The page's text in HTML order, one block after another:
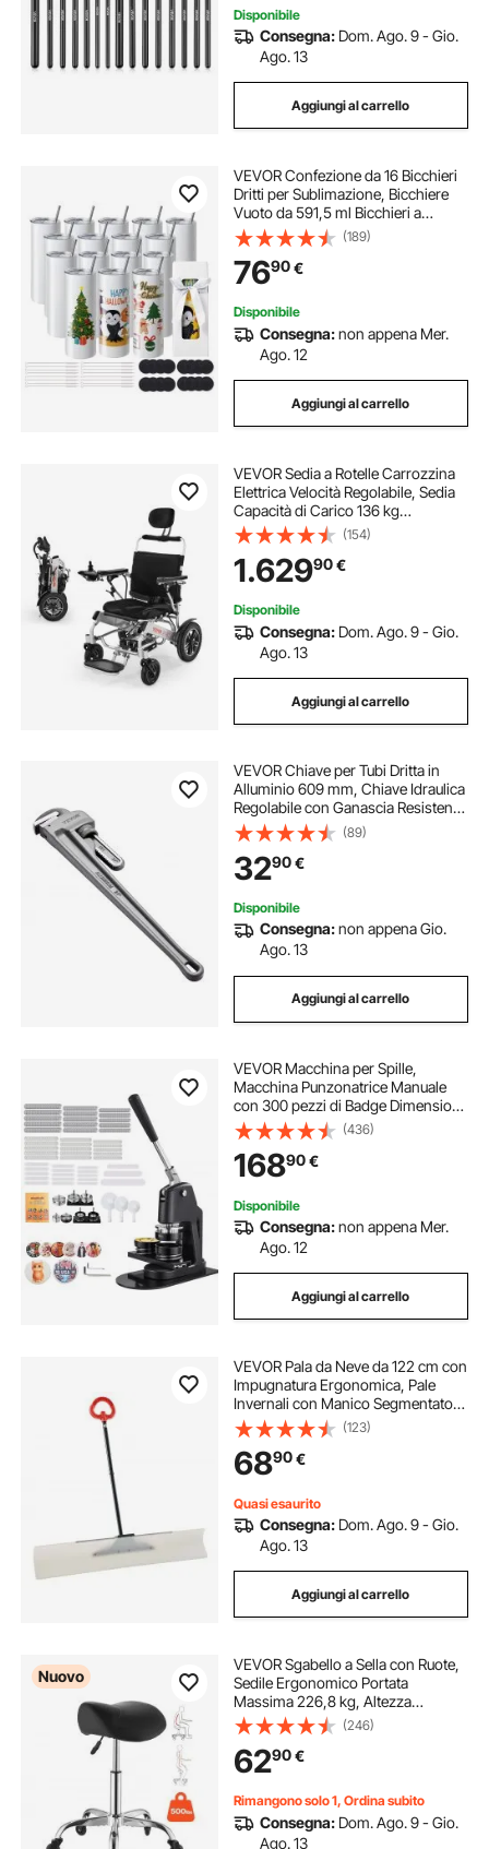
Disponibile
Consegna: Dom. Ago. 9 - Gio.
Ago. 13
Aggiungi al carrello
VEVOR Confezione da 16 Bicchieri
Dritti per Sublimazione, Bicchiere
Vuoto da 591,5 ml Bicchieri a
Doppia Parete in Acciaio
Inossidabile con Cannuccia, per
Pressa a Caldo e Trasferimento di
Calore
(189)
7690€
Disponibile
Consegna:non appena Mer.
Ago. 12
Aggiungi al carrello
VEVOR Sedia a Rotelle Carrozzina
Elettrica Velocità Regolabile, Sedia
Capacità di Carico 136 kg
Pieghevole Leggera Motorizzata
Distanza Autonomia circa 21 km,
Adatta a Tutti i Terreni
(154)
1.62990€
Disponibile
Consegna: Dom. Ago. 9 - Gio.
Ago. 13
Aggiungi al carrello
VEVOR Chiave per Tubi Dritta in
Alluminio 609 mm, Chiave Idraulica
Regolabile con Ganascia Resistenza
Impugnatura Ergonomica,
Trasportabile, Design Appeso,
Chiave per Tubi per Riparazioni
Auto Tubi
(89)
3290€
Disponibile
Consegna:non appena Gio.
Ago. 13
Aggiungi al carrello
VEVOR Macchina per Spille,
Macchina Punzonatrice Manuale
con 300 pezzi di Badge Dimensioni
32/58/75mm, Impugnatura
Ergonomica, per Spille
Personalizzate Fai da te, Nero
(436)
16890€
Disponibile
Consegna:non appena Mer.
Ago. 12
Aggiungi al carrello
VEVOR Pala da Neve da 122 cm con
Impugnatura Ergonomica, Pale
Invernali con Manico Segmentato,
Striscia con Bordo in Metallo,
Strumento Portatile per Rimozione
della Neve per Vialetti, Giardino
(123)
6890€
Quasi esaurito
Consegna: Dom. Ago. 9 - Gio.
Ago. 13
Aggiungi al carrello
Nuovo
VEVOR Sgabello a Sella con Ruote,
Sedile Ergonomico Portata
Massima 226,8 kg, Altezza
Regolabile, Rotelle Silenziose, in
Similpelle, Girevole a 360° con
Ruote, Colore Nero, per Spa Arredo
Parruccheria
(246)
6290€
Rimangono solo 1, Ordina subito
Consegna: Dom. Ago. 9 - Gio.
Ago. 13